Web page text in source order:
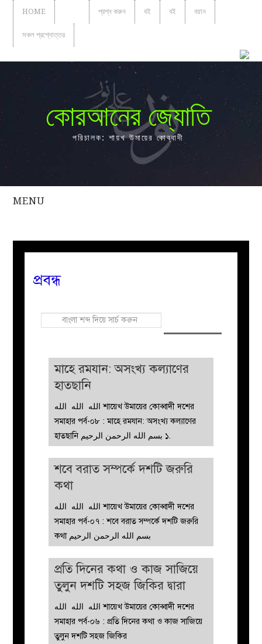
HOME প্রশ্ন করুন বই বই বয়ান
সকল প্রশ্নোত্তর
কোরআনের জ্যোতি
পরিচালক: শায়খ উমায়ের কোব্বাদী
MENU
সকল
প্রবন্ধ
মাহে রমযান: অসংখ্য কল্যাণের
হাতছানি
الله الله الله শায়েখ উমায়ের কোব্বাদী দশের
সমাহার পর্ব-০৮ : মাহে রমযান: অসংখ্য কল্যাণের
হাতছানি بسم الله الرحمن الرحيم ১.
শবে বরাত সম্পর্কে দশটি জরুরি
কথা
الله الله الله শায়েখ উমায়ের কোব্বাদী দশের
সমাহার পর্ব-০৭ : শবে বরাত সম্পর্কে দশটি জরুরি
কথা بسم الله الرحمن الرحيم
প্রতি দিনের কথা ও কাজ সাজিয়ে
তুলুন দশটি সহজ জিকির দ্বারা
الله الله الله শায়েখ উমায়ের কোব্বাদী দশের
সমাহার পর্ব-০৬ : প্রতি দিনের কথা ও কাজ সাজিয়ে
তুলুন দশটি সহজ জিকির